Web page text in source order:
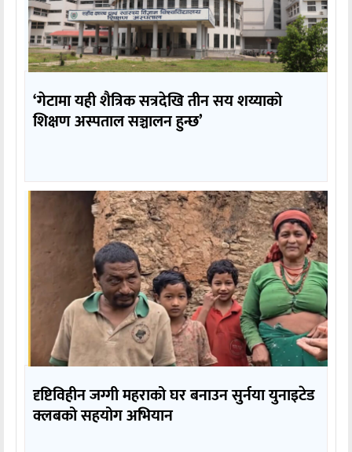
‘गेटामा यही शैत्रिक सत्रदेखि तीन सय शय्याको
शिक्षण अस्पताल सञ्चालन हुन्छ’
दृष्टिविहीन जग्गी महराको घर बनाउन सुर्नया युनाइटेड
क्लबको सहयोग अभियान